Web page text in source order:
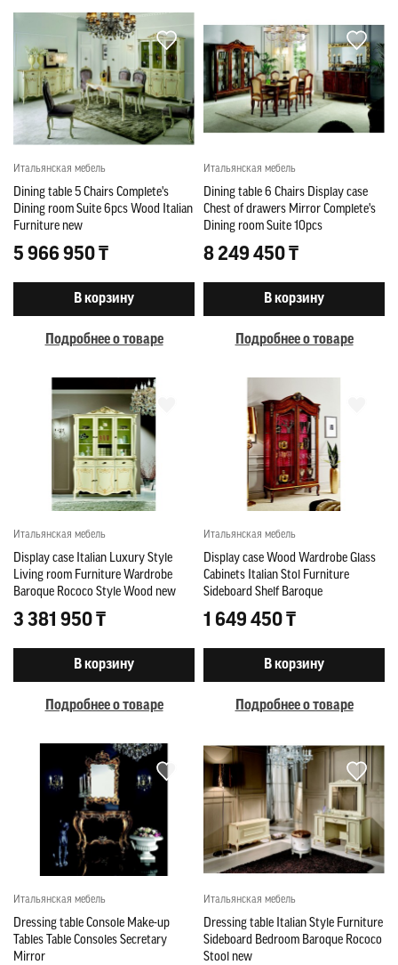
Итальянская мебель
Dining table 5 Chairs Complete's
Dining room Suite 6pcs Wood Italian
Furniture new
5 966 950 ₸
В корзину
Подробнее о товаре
Итальянская мебель
Dining table 6 Chairs Display case
Chest of drawers Mirror Complete's
Dining room Suite 10pcs
8 249 450 ₸
В корзину
Подробнее о товаре
Итальянская мебель
Display case Italian Luxury Style
Living room Furniture Wardrobe
Baroque Rococo Style Wood new
3 381 950 ₸
В корзину
Подробнее о товаре
Итальянская мебель
Display case Wood Wardrobe Glass
Cabinets Italian Stol Furniture
Sideboard Shelf Baroque
1 649 450 ₸
В корзину
Подробнее о товаре
Итальянская мебель
Dressing table Console Make-up
Tables Table Consoles Secretary
Mirror
Итальянская мебель
Dressing table Italian Style Furniture
Sideboard Bedroom Baroque Rococo
Stool new